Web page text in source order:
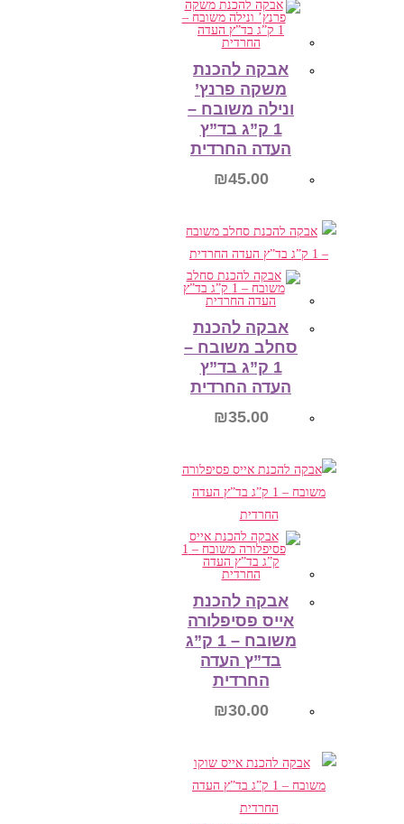
אבקה להכנת
משקה פרנץ’
ונילה משובח –
1 ק”ג בד”ץ
העדה החרדית
₪45.00
הוספה לסל
אבקה להכנת
סחלב משובח –
1 ק”ג בד”ץ
העדה החרדית
₪35.00
הוספה לסל
אבקה להכנת
אייס פסיפלורה
משובח – 1 ק”ג
בד”ץ העדה
החרדית
₪30.00
הוספה לסל